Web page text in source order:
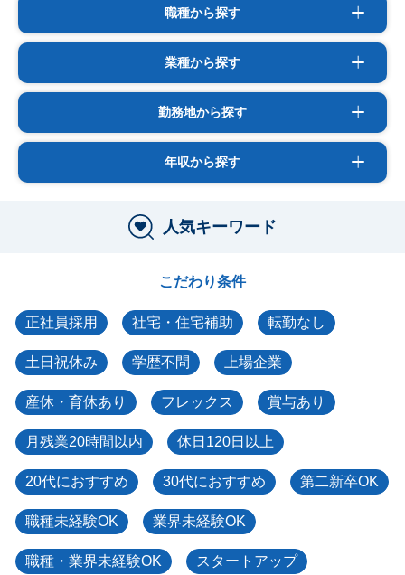
職種から探す
業種から探す
勤務地から探す
年収から探す
人気キーワード
こだわり条件
正社員採用 社宅・住宅補助 転勤なし
土日祝休み 学歴不問 上場企業
産休・育休あり フレックス 賞与あり
月残業20時間以内 休日120日以上
20代におすすめ 30代におすすめ 第二新卒OK
職種未経験OK 業界未経験OK
職種・業界未経験OK スタートアップ